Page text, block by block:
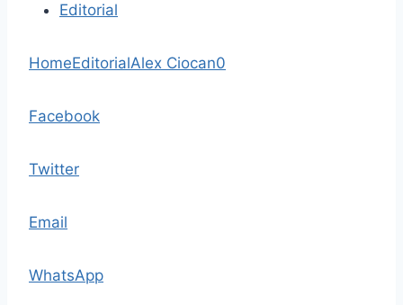
Editorial
HomeEditorialAlex Ciocan0
Facebook
Twitter
Email
WhatsApp